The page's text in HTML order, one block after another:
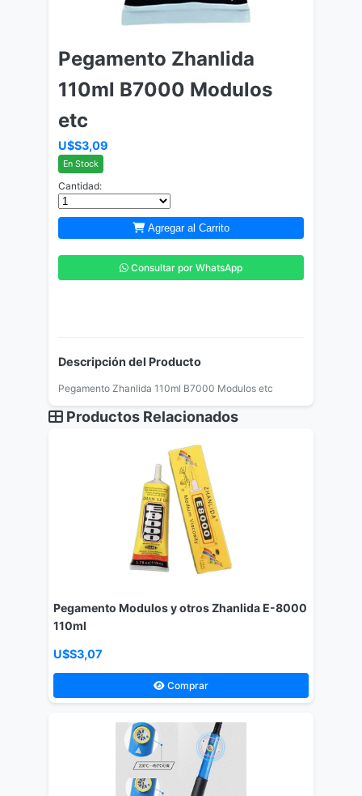
Pegamento Zhanlida
110ml B7000 Modulos
etc
U$S3,09
En Stock
Cantidad:
Agregar al Carrito
Consultar por WhatsApp
Descripción del Producto
Pegamento Zhanlida 110ml B7000 Modulos etc
Productos Relacionados
Pegamento Modulos y otros Zhanlida E-8000
110ml
U$S3,07
Comprar